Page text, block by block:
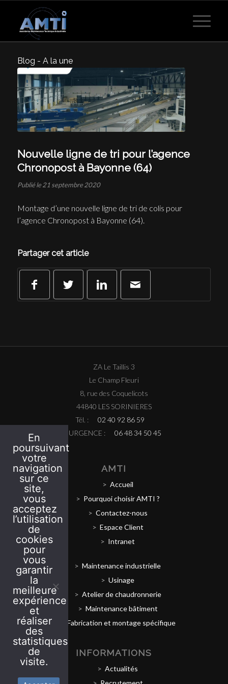
Blog - A la une
Vous êtes ici : Accueil Actualités d’AMTI Non classé /
Nouvelle ligne de tri pour l’agence Chronopost à Bayonne (64)
Nouvelle ligne de tri pour l’agence
Chronopost à Bayonne (64)
21 septembre 2020
Montage d’une nouvelle ligne de tri de colis pour
l’agence Chronopost à Bayonne (64).
Partager cet article
ZA Le Taillis 3
Le Champ Fleuri
8, rue des Coquelicots
44840 LES SORINIERES
Tél. :
02 40 92 86 59
N° URGENCE :
06 48 34 50 45
AMTI
Accueil
Pourquoi choisir AMTI ?
Contactez-nous
Espace Client
Intranet
Maintenance industrielle
Usinage
Atelier de chaudronnerie
Maintenance bâtiment
Fabrication et montage spécifique
INFORMATIONS
Actualités
En
poursuivant
votre
navigation
sur ce
site,
vous
acceptez
l’utilisation
de
cookies
pour
vous
garantir
la
meilleure
expérience
et
réaliser
des
statistiques
de
visite.